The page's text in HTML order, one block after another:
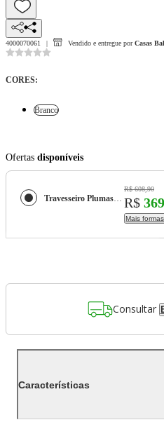
4000070061 Vendido e entregue por Casas
CORES:
Branco
Ofertas disponíveis
Travesseiro Plumasul com Plumas de Ganso 233 Fios 50 x 70 cm - Branco
R$ 608,90
R$
Mais
Consultar
Características